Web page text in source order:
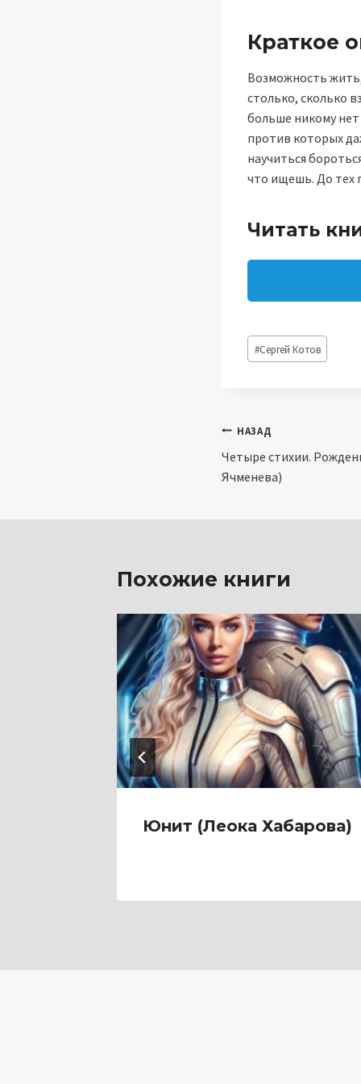
Краткое
Возможность
столько, сколько
больше никому
против которых
научиться
что ищешь. До тех
Читать
Метки
записи:
#Сергей Котов
Навигация
по
НАЗАД
Четыре стихии.
Ячменева)
Похожие книги
Юнит (Леока Хабарова)